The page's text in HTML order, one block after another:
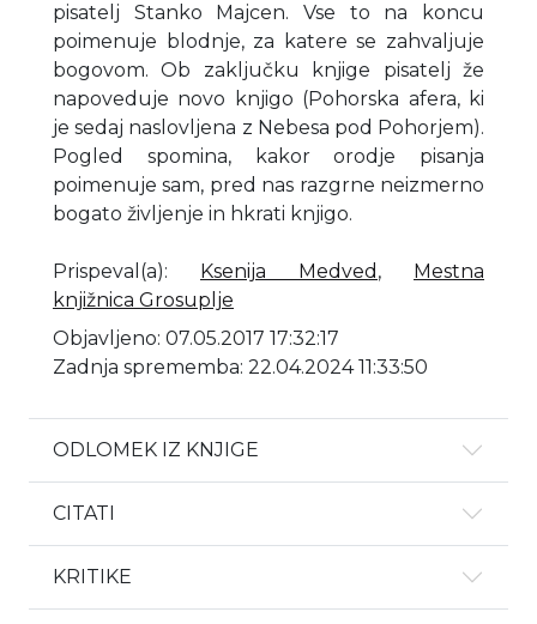
pisatelj Stanko Majcen. Vse to na koncu
poimenuje blodnje, za katere se zahvaljuje
bogovom. Ob zaključku knjige pisatelj že
napoveduje novo knjigo (Pohorska afera, ki
je sedaj naslovljena z Nebesa pod Pohorjem).
Pogled spomina, kakor orodje pisanja
poimenuje sam, pred nas razgrne neizmerno
bogato življenje in hkrati knjigo.
Prispeval(a): Ksenija Medved ,
Mestna
knjižnica Grosuplje
Objavljeno: 07.05.2017 17:32:17
Zadnja sprememba: 22.04.2024 11:33:50
ODLOMEK IZ KNJIGE
CITATI
KRITIKE